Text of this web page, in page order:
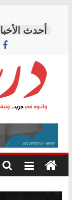
content
درب
وأتوه
درب..
وتبقى
هي